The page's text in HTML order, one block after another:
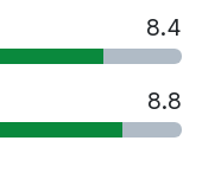
8.4
8.8